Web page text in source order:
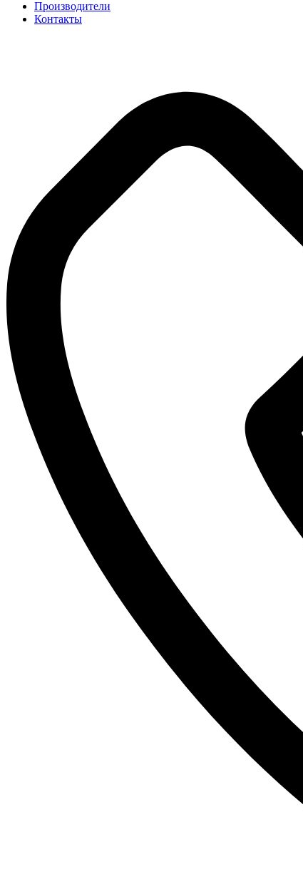
Производители
Контакты